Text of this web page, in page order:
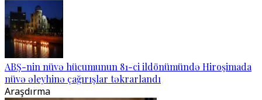
ABŞ-nin nüvə hücumunun 81-ci ildönümündə Hiroşimada
nüvə əleyhinə çağırışlar təkrarlandı
Araşdırma